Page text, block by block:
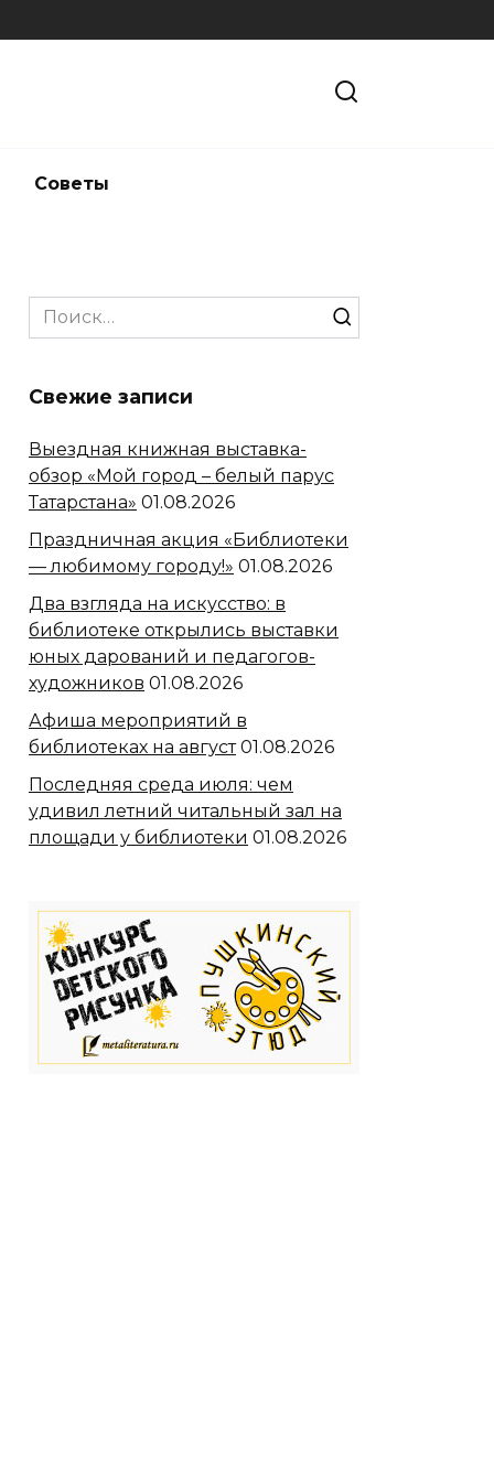
Советы
Search
for:
Свежие записи
Выездная книжная выставка-
обзор «Мой город – белый парус
Татарстана» 01.08.2026
Праздничная акция «Библиотеки
— любимому городу!» 01.08.2026
Два взгляда на искусство: в
библиотеке открылись выставки
юных дарований и педагогов-
художников 01.08.2026
Афиша мероприятий в
библиотеках на август 01.08.2026
Последняя среда июля: чем
удивил летний читальный зал на
площади у библиотеки 01.08.2026